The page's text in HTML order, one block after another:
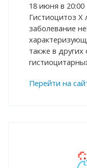
18 июня в 20:00
Гистиоцитоз
заболевание
также в других
Перейти на